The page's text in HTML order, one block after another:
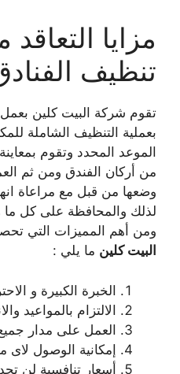
مزايا
تنظيف
تقوم شركة البيت كلين
بعملية التنظيف الشاملة
الموعد المحدد وتقوم
من أركان الفندق ومن ثم
وضعها من قبل مع مراعاة
لذلك والمحافظة على كل ما
ومن أهم المميزات التي
البيت كلين ما يلي :
الخبرة الكبيرة و
الالتزام بالمواعيد
العمل على مدار
إمكانية الوصول لاى
أسعار تنافسية لن